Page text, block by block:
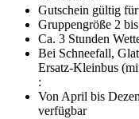
Gutschein gültig
Gruppengröße 2
Ca. 3 Stunden
Bei Schneefall,
Ersatz-Kleinbus
:
Von April bis
verfügbar